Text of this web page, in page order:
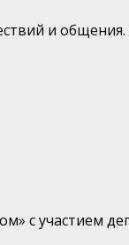
и
с участием